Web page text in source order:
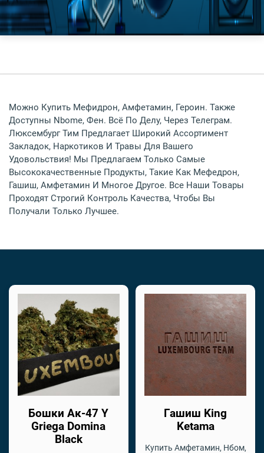
Можно Купить Мефидрон, Амфетамин, Героин. Также
Доступны Nbome, Фен. Всё По Делу, Через Телеграм.
Люксембург Тим Предлагает Широкий Ассортимент
Закладок, Наркотиков И Травы Для Вашего
Удовольствия! Мы Предлагаем Только Самые
Высококачественные Продукты, Такие Как Мефедрон,
Гашиш, Амфетамин И Многое Другое. Все Наши Товары
Проходят Строгий Контроль Качества, Чтобы Вы
Получали Только Лучшее.
Бошки Ак-47 Y
Griega Domina
Black
Гашиш King
Ketama
Купить Амфетамин, Нбом,